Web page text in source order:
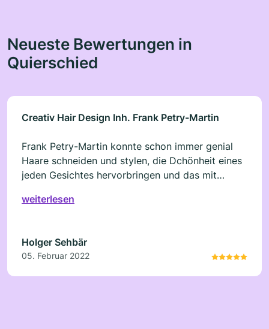
Neueste Bewertungen in
Quierschied
Creativ Hair Design Inh. Frank Petry-Martin
Frank Petry-Martin konnte schon immer genial
Haare schneiden und stylen, die Dchönheit eines
jeden Gesichtes hervorbringen und das mit
weiterlesen
Holger Sehbär
05. Februar 2022